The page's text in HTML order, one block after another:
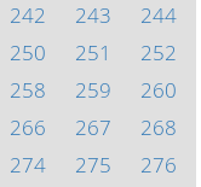
242 243
244
250 251
252
258 259
260
266 267
268
274 275
276